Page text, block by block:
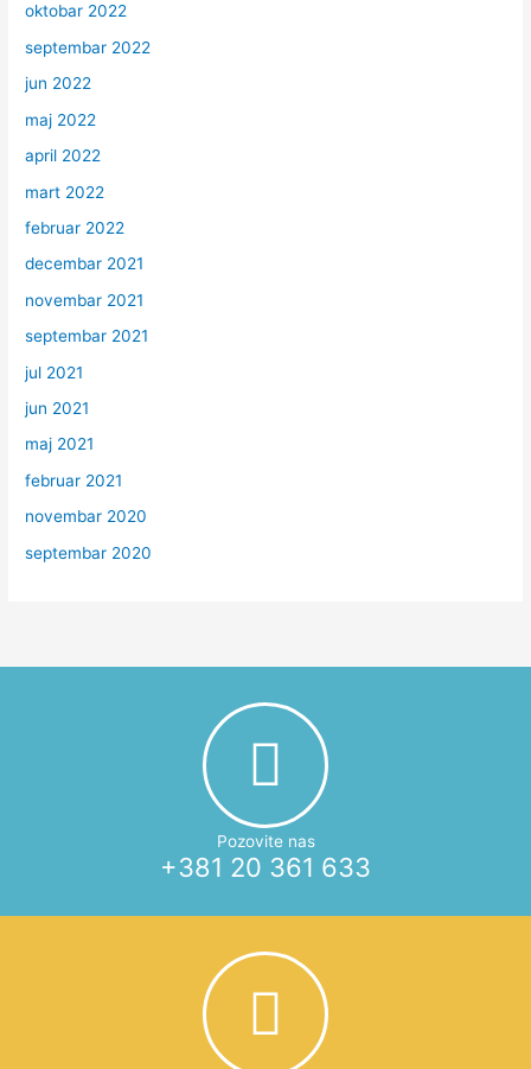
oktobar 2022
septembar 2022
jun 2022
maj 2022
april 2022
mart 2022
februar 2022
decembar 2021
novembar 2021
septembar 2021
jul 2021
jun 2021
maj 2021
februar 2021
novembar 2020
septembar 2020
Pozovite nas
+381 20 361 633